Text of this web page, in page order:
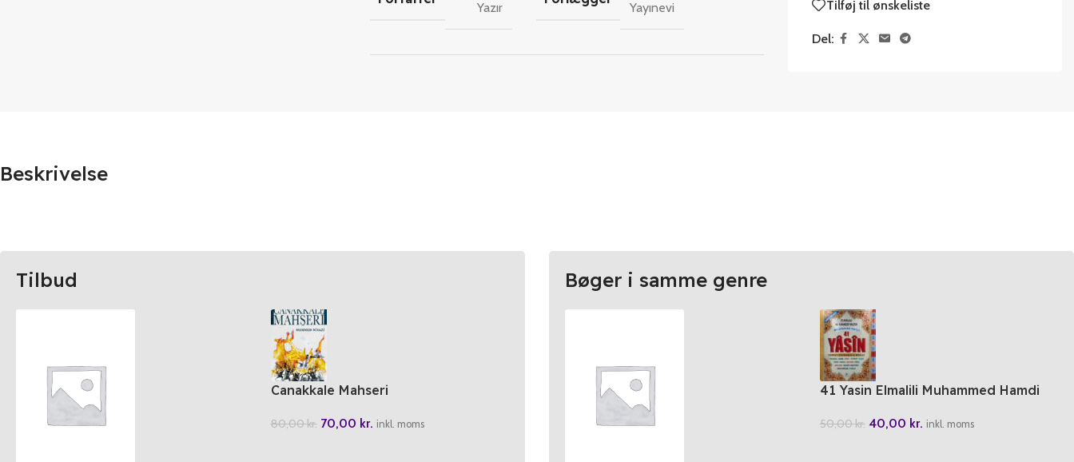
Yazır
Yayınevi
Tilføj til ønskeliste
Del:
Beskrivelse
Tilbud
Canakkale Mahseri
80,00kr. 70,00 kr. inkl. moms
Bøger i samme genre
41 Yasin Elmalili Muhammed Hamdi
50,00kr. 40,00 kr. inkl. moms